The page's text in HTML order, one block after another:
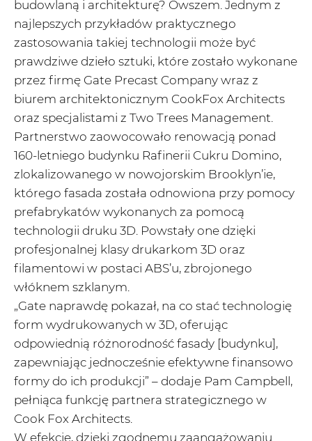
budowlaną i architekturę? Owszem. Jednym z
najlepszych przykładów praktycznego
zastosowania takiej technologii może być
prawdziwe dzieło sztuki, które zostało wykonane
przez firmę Gate Precast Company wraz z
biurem architektonicznym CookFox Architects
oraz specjalistami z Two Trees Management.
Partnerstwo zaowocowało renowacją ponad
160-letniego budynku Rafinerii Cukru Domino,
zlokalizowanego w nowojorskim Brooklyn’ie,
którego fasada została odnowiona przy pomocy
prefabrykatów wykonanych za pomocą
technologii druku 3D. Powstały one dzięki
profesjonalnej klasy drukarkom 3D oraz
filamentowi w postaci ABS’u, zbrojonego
włóknem szklanym.
„Gate naprawdę pokazał, na co stać technologię
form wydrukowanych w 3D, oferując
odpowiednią różnorodność fasady [budynku],
zapewniając jednocześnie efektywne finansowo
formy do ich produkcji” – dodaje Pam Campbell,
pełniąca funkcję partnera strategicznego w
Cook Fox Architects.
W efekcie, dzięki zgodnemu zaangażowaniu